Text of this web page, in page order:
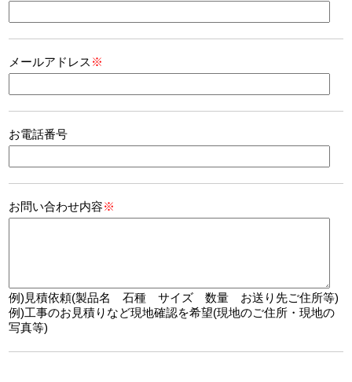
メールアドレス ※
お電話番号
お問い合わせ内容※
例)見積依頼(製品名 石種 サイズ 数量 お送り先ご住所等)
例)工事のお見積りなど現地確認を希望(現地のご住所・現地の
写真等)